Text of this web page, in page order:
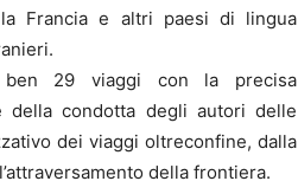
Francia e altri paesi di lingua
ben 29 viaggi con la precisa
della condotta degli autori delle
dei viaggi oltreconfine, dalla
della frontiera.